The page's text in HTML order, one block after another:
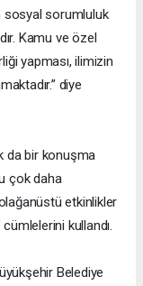
sosyal sorumluluk
Kamu ve özel
yapması, ilimizin
diye
da bir konuşma
çok daha
etkinlikler
kullandı.
Belediye